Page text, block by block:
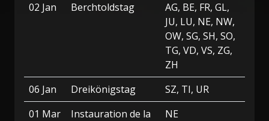
02 Jan
Berchtoldstag
AG, BE, FR, GL,
JU, LU, NE, NW,
OW, SG, SH, SO,
TG, VD, VS, ZG,
ZH
06 Jan
Dreikönigstag
SZ, TI, UR
01 Mar
Instauration de la
NE